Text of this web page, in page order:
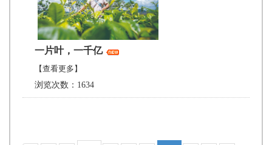
一片叶，一千亿
【查看更多】
浏览次数：1634